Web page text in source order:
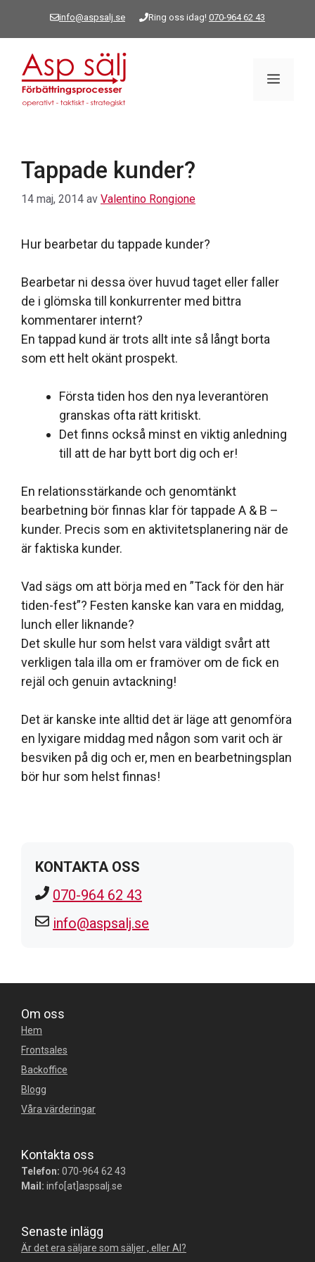
info@aspsalj.se Ring oss idag! 070-964 62 43
Meny
Tappade kunder?
14 maj, 2014 av Valentino Rongione
Hur bearbetar du tappade kunder?
Bearbetar ni dessa över huvud taget eller faller
de i glömska till konkurrenter med bittra
kommentarer internt?
En tappad kund är trots allt inte så långt borta
som ett helt okänt prospekt.
Första tiden hos den nya leverantören
granskas ofta rätt kritiskt.
Det finns också minst en viktig anledning
till att de har bytt bort dig och er!
En relationsstärkande och genomtänkt
bearbetning bör finnas klar för tappade A & B –
kunder. Precis som en aktivitetsplanering när de
är faktiska kunder.
Vad sägs om att börja med en ”Tack för den här
tiden-fest”? Festen kanske kan vara en middag,
lunch eller liknande?
Det skulle hur som helst vara väldigt svårt att
verkligen tala illa om er framöver om de fick en
rejäl och genuin avtackning!
Det är kanske inte alltid det är läge att genomföra
en lyxigare middag med någon som varit och är
besviken på dig och er, men en bearbetningsplan
bör hur som helst finnas!
KONTAKTA OSS
070-964 62 43
info@aspsalj.se
Om oss
Hem
Frontsales
Backoffice
Blogg
Våra värderingar
Kontakta oss
Telefon: 070-964 62 43
Mail: info[at]aspsalj.se
Senaste inlägg
Är det era säljare som säljer , eller AI?